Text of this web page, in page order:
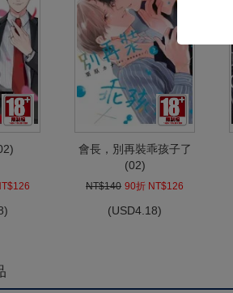
會長，別再裝乖孩子了
(02)
NT$140 90折 NT$126
(USD4.18)